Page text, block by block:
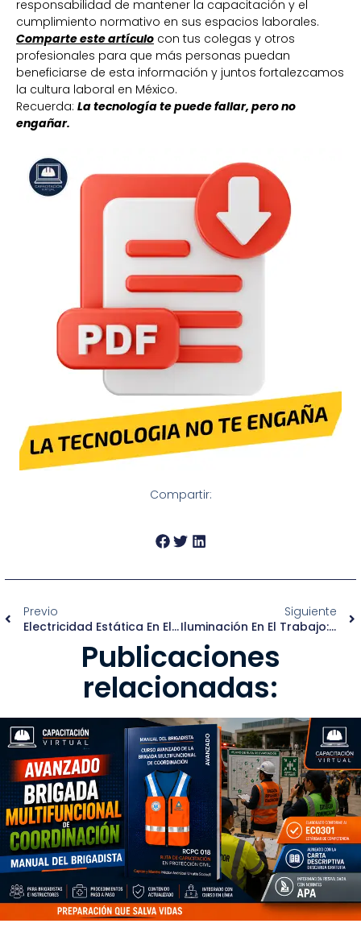
responsabilidad de mantener la capacitación y el
cumplimiento normativo en sus espacios laborales.
Comparte este artículo con tus colegas y otros
profesionales para que más personas puedan
beneficiarse de esta información y juntos fortalezcamos
la cultura laboral en México.
Recuerda: La tecnología te puede fallar, pero no
engañar.
Compartir:
Previo
Electricidad Estática En El Trabajo: ¿Cumples Con La NOM-022-STPS-2015?
Siguiente
Iluminación En El Trabajo: Lo Que Exige La NOM-025-STPS-2008
Publicaciones
relacionadas: